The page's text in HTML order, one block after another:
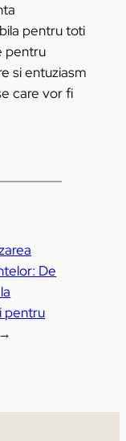
pentru toti
pentru
si entuziasm
care vor fi
De
pentru
→